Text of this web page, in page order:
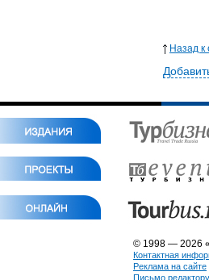
Назад к
© 1998 — 2026
Контактная
Реклама на сайте
Письмо